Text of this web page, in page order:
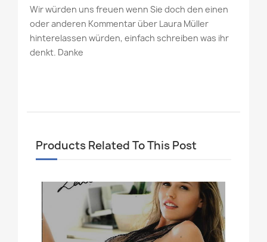
Wir würden uns freuen wenn Sie doch den einen
oder anderen Kommentar über Laura Müller
hinterelassen würden, einfach schreiben was ihr
denkt. Danke
Products Related To This Post